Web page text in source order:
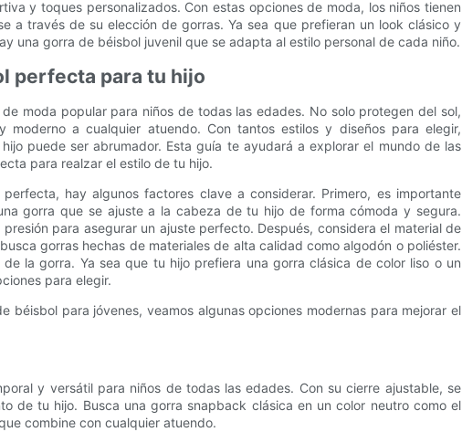
y toques personalizados. Con estas opciones de moda, los niños tienen
a través de su elección de gorras. Ya sea que prefieran un look clásico y
una gorra de béisbol juvenil que se adapta al estilo personal de cada niño.
perfecta para tu hijo
moda popular para niños de todas las edades. No solo protegen del sol,
a cualquier atuendo. Con tantos estilos y diseños para elegir,
puede ser abrumador. Esta guía te ayudará a explorar el mundo de las
para realzar el estilo de tu hijo.
hay algunos factores clave a considerar. Primero, es importante
gorra que se ajuste a la cabeza de tu hijo de forma cómoda y segura.
para asegurar un ajuste perfecto. Después, considera el material de
gorras hechas de materiales de alta calidad como algodón o poliéster.
la gorra. Ya sea que tu hijo prefiera una gorra clásica de color liso o un
para elegir.
béisbol para jóvenes, veamos algunas opciones modernas para mejorar el
y versátil para niños de todas las edades. Con su cierre ajustable, se
de tu hijo. Busca una gorra snapback clásica en un color neutro como el
combine con cualquier atuendo.